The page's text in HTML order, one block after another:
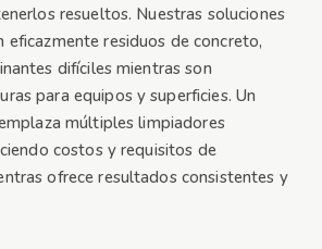
resueltos. Nuestras soluciones
eficazmente residuos de concreto,
difíciles mientras son
para equipos y superficies. Un
múltiples limpiadores
costos y requisitos de
ofrece resultados consistentes y